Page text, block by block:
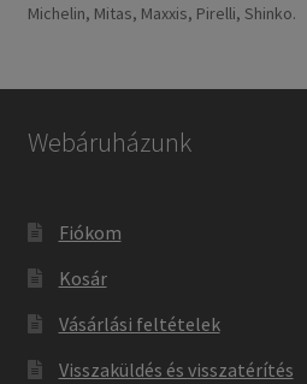
Michelin, Mitas, Maxxis, Pirelli, Shinko.
Webáruházunk
Fiókom
Kosár
Vásárlási feltételek
Visszaküldés és visszatérítés